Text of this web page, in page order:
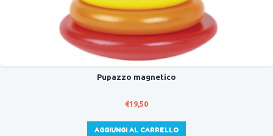
Pupazzo magnetico
€19,50
AGGIUNGI AL CARRELLO